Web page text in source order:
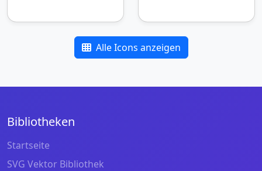
Alle Icons anzeigen
Bibliotheken
Startseite
SVG Vektor Bibliothek